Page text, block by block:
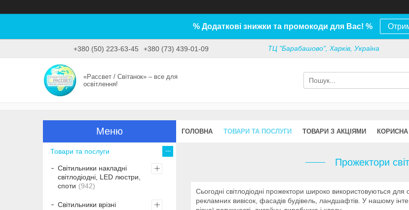
% Додаткові знижки та промокоди для Вас! %
+380 (50) 223-63-45 +380 (73) 439-01-09 ТЦ "Барабашово", Харків, Україна
«Рассвет / Світанок» – все для
освітлення!
ГОЛОВНА ТОВАРИ ТА ПОСЛУГИ ТОВАРИ З АКЦІЯМИ
Прожектори
Сьогодні світлодіодні прожектори широко використовуються для
рекламних вивісок, фасадів будівель, ландшафтів. У нашому
Товари та послуги
Світильники накладні
світлодіодні, LED люстри,
споти
942
Світильники врізні